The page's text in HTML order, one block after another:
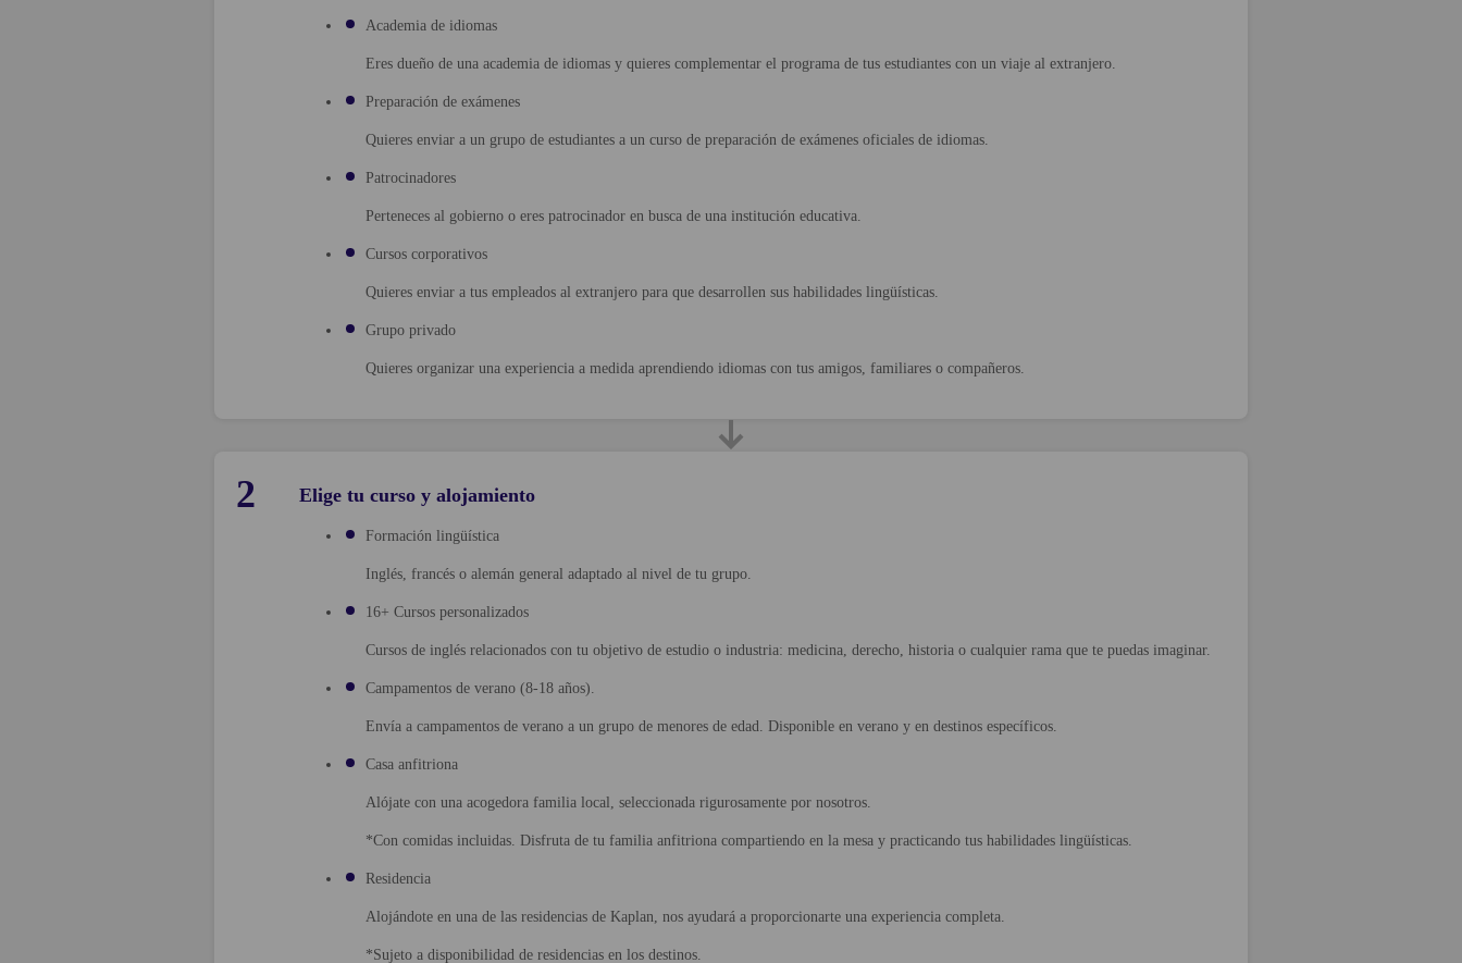
Academia de idiomas
Eres dueño de una academia de idiomas y quieres complementar el programa de tus estudiantes con un viaje al extranjero.
Preparación de exámenes
Quieres enviar a un grupo de estudiantes a un curso de preparación de exámenes oficiales de idiomas.
Patrocinadores
Perteneces al gobierno o eres patrocinador en busca de una institución educativa.
Cursos corporativos
Quieres enviar a tus empleados al extranjero para que desarrollen sus habilidades lingüísticas.
Grupo privado
Quieres organizar una experiencia a medida aprendiendo idiomas con tus amigos, familiares o compañeros.
2 Elige tu curso y alojamiento
Formación lingüística
Inglés, francés o alemán general adaptado al nivel de tu grupo.
16+ Cursos personalizados
Cursos de inglés relacionados con tu objetivo de estudio o industria: medicina, derecho, historia o cualquier rama que te puedas imaginar.
Campamentos de verano (8-18 años).
Envía a campamentos de verano a un grupo de menores de edad. Disponible en verano y en destinos específicos.
Casa anfitriona
Alójate con una acogedora familia local, seleccionada rigurosamente por nosotros.
*Con comidas incluidas. Disfruta de tu familia anfitriona compartiendo en la mesa y practicando tus habilidades lingüísticas.
Residencia
Alojándote en una de las residencias de Kaplan, nos ayudará a proporcionarte una experiencia completa.
*Sujeto a disponibilidad de residencias en los destinos.